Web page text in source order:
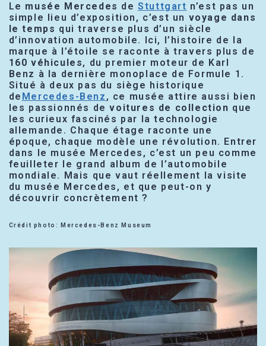
Le musée Mercedes deStuttgart n’est pas un
simple lieu d’exposition, c’est un voyage dans
le temps qui traverse plus d’un siècle
d’innovation automobile. Ici, l’histoire de la
marque à l’étoile se raconte à travers plus de
160 véhicules, du premier moteur de Karl
Benz à la dernière monoplace de Formule 1.
Situé à deux pas du siège historique
de Mercedes-Benz , ce musée attire aussi bien
les passionnés devoitures de collection que
les curieux fascinés par la technologie
allemande. Chaque étage raconte une
époque, chaque modèle une révolution. Entrer
dans le musée Mercedes, c’est un peu comme
feuilleter le grand album de l’automobile
mondiale. Mais que vaut réellement la visite
du musée Mercedes, et que peut-on y
découvrir concrètement ?
Crédit photo: Mercedes-Benz Museum